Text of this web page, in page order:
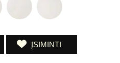
ĮSIMINTI